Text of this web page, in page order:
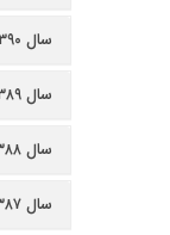
سال ۱۳۹۰ (۱۶۲)
سال ۱۳۸۹ (۱۳۸)
سال ۱۳۸۸ (۱۰۶)
سال ۱۳۸۷ (۱۷۸)